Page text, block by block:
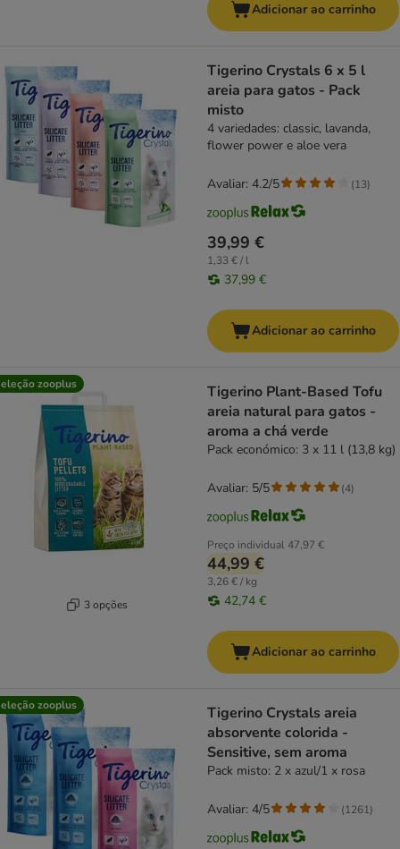
Adicionar ao carrinho
Tigerino Crystals 6 x 5 l
areia para gatos - Pack
misto
4 variedades: classic, lavanda,
flower power e aloe vera
39,99 €
1,33 € / l
37,99 €
Avaliar: 4.2/5 (13)
Adicionar ao carrinho
zooplus
3 opções
Tigerino Plant-Based Tofu
areia natural para gatos -
aroma a chá verde
Pack económico: 3 x 11 l (13,8 kg)
Preço individual47,97 €
44,99 €
3,26 € / kg
42,74 €
Avaliar: 5/5 (4)
Adicionar ao carrinho
zooplus
Tigerino Crystals areia
absorvente colorida -
Sensitive, sem aroma
Pack misto: 2 x azul/1 x rosa
Avaliar: 4/5 (1261)